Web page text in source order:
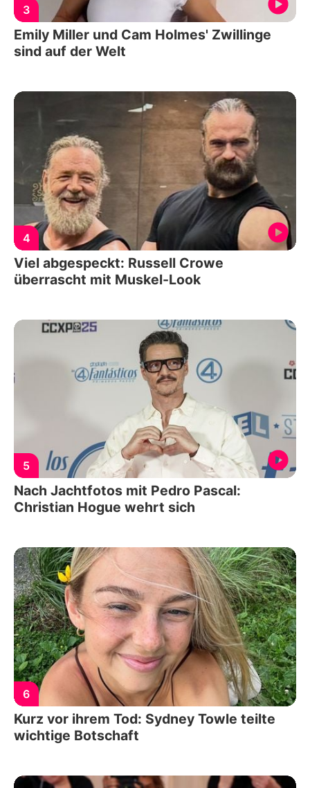
3
Emily Miller und Cam Holmes' Zwillinge
sind auf der Welt
4
Viel abgespeckt: Russell Crowe
überrascht mit Muskel-Look
5
Nach Jachtfotos mit Pedro Pascal:
Christian Hogue wehrt sich
6
Kurz vor ihrem Tod: Sydney Towle teilte
wichtige Botschaft